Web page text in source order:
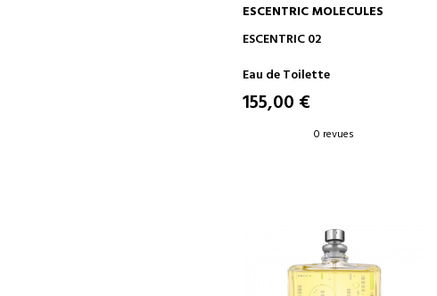
AJOUTER AU PANIER
ESCENTRIC MOLECULES
ESCENTRIC 02
Eau de Toilette
155,00 €
0 revues